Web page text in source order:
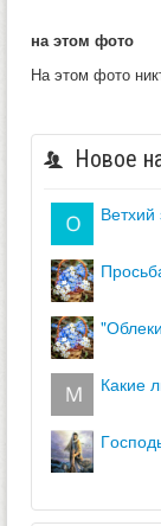
на этом фото
На этом фото
Новое
какие